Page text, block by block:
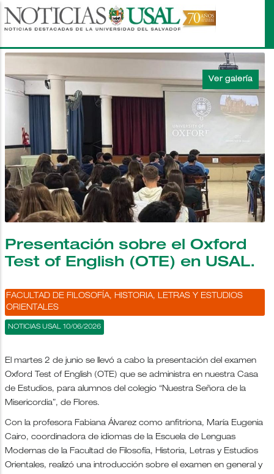
Pasar
al
principal
Presentación sobre el Oxford
Test of English (OTE) en USAL.
FACULTAD DE FILOSOFÍA, HISTORIA, LETRAS Y ESTUDIOS
ORIENTALES
NOTICIAS USAL 10/06/2026
El martes 2 de junio se llevó a cabo la presentación del examen
Oxford Test of English (OTE) que se administra en nuestra Casa
de Estudios, para alumnos del colegio “Nuestra Señora de la
Misericordia”, de Flores.
Con la profesora Fabiana Álvarez como anfitriona, María Eugenia
Cairo, coordinadora de idiomas de la Escuela de Lenguas
Modernas de la Facultad de Filosofía, Historia, Letras y Estudios
Orientales, realizó una introducción sobre el examen en general y